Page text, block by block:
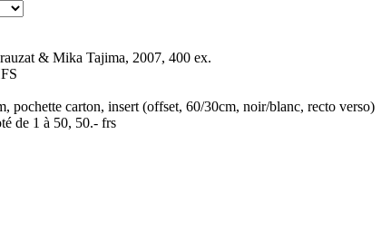
& Mika Tajima, 2007, 400 ex.
pochette carton, insert (offset, 60/30cm, noir/blanc, recto verso)
de 1 à 50, 50.- frs